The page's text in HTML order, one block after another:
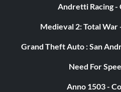
durante al menos 15 minutos
Andretti Racing -
Medieval 2: Total War
Grand Theft Auto : San
Need For
Anno 1503 -